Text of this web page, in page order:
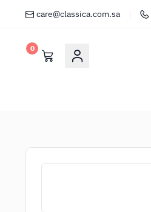
care@classica.com.sa
0